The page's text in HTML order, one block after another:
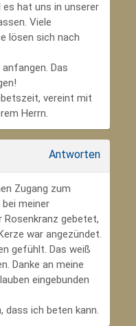
es hat uns in unserer
Viele
lösen sich nach
Das
vereint mit
Herrn.
Antworten
Zugang zum
meiner
gebetet,
war angezündet.
gefühlt. Das weiß
Danke an meine
eingebunden
dass ich beten kann.